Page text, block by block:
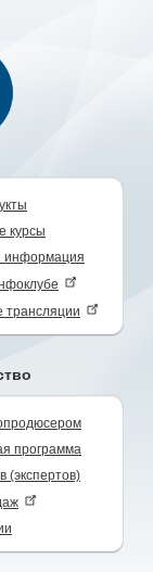
курсы
информация
программа
(экспертов)